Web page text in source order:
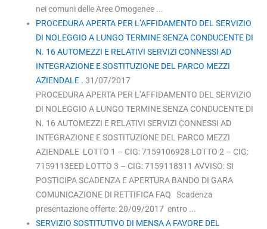
nei comuni delle Aree Omogenee ...
PROCEDURA APERTA PER L’AFFIDAMENTO DEL SERVIZIO
DI NOLEGGIO A LUNGO TERMINE SENZA CONDUCENTE DI
N. 16 AUTOMEZZI E RELATIVI SERVIZI CONNESSI AD
INTEGRAZIONE E SOSTITUZIONE DEL PARCO MEZZI
AZIENDALE . 31/07/2017
PROCEDURA APERTA PER L’AFFIDAMENTO DEL SERVIZIO
DI NOLEGGIO A LUNGO TERMINE SENZA CONDUCENTE DI
N. 16 AUTOMEZZI E RELATIVI SERVIZI CONNESSI AD
INTEGRAZIONE E SOSTITUZIONE DEL PARCO MEZZI
AZIENDALE LOTTO 1 – CIG: 7159106928 LOTTO 2 – CIG:
7159113EED LOTTO 3 – CIG: 7159118311 AVVISO: SI
POSTICIPA SCADENZA E APERTURA BANDO DI GARA
COMUNICAZIONE DI RETTIFICA FAQ Scadenza
presentazione offerte: 20/09/2017 entro ...
SERVIZIO SOSTITUTIVO DI MENSA A FAVORE DEL